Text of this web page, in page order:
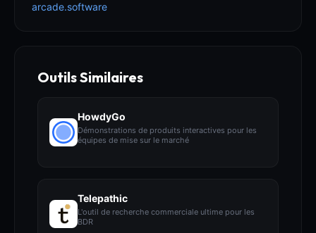
arcade.software
Outils Similaires
HowdyGo
Démonstrations de produits interactives pour les
équipes de mise sur le marché
Telepathic
L'outil de recherche commerciale ultime pour les
BDR